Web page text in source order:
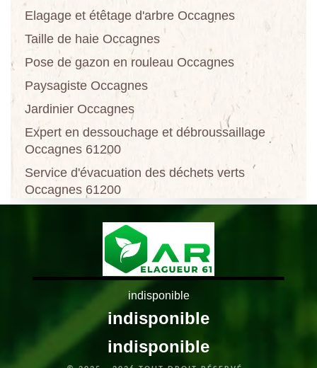
Elagage et étêtage d'arbre Occagnes
Taille de haie Occagnes
Pose de gazon en rouleau Occagnes
Paysagiste Occagnes
Jardinier Occagnes
Expert en dessouchage et débroussaillage
Occagnes 61200
Service d'évacuation des déchets verts
Occagnes 61200
indisponible
indisponible
indisponible